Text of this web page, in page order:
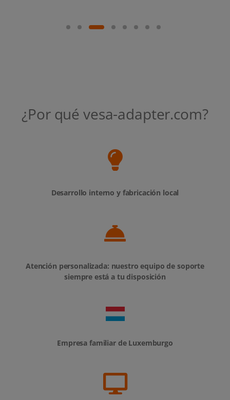
¿Por qué vesa-adapter.com?
Desarrollo interno y fabricación local
Atención personalizada: nuestro equipo de soporte
siempre está a tu disposición
Empresa familiar de Luxemburgo